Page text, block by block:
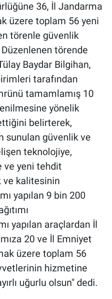
36, İl Jandarma
üzere toplam 56 yeni
törenle güvenlik
törende
Baydar Bilgihan,
tarafından
tamamlamış 10
yönelik
belirterek,
sunulan güvenlik ve
teknolojiye,
ve yeni tehdit
ve kalitesinin
yapılan 9 bin 200
yapılan araçlardan İl
20 ve İl Emniyet
üzere toplam 56
hizmetine
uğurlu olsun" dedi.